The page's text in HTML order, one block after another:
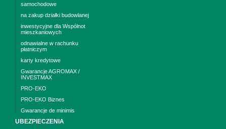
samochodowe
na zakup działki budowlanej
inwestycyjne dla Wspólnot
mieszkaniowych
odnawialne w rachunku
płatniczym
karty kredytowe
Gwarancje AGROMAX /
INVESTMAX
PRO-EKO
PRO-EKO Biznes
Gwarancje de minimis
UBEZPIECZENIA